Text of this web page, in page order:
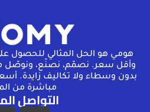
هومـي هو الحل المثالي للحصول
وأقل سعر. نصمّم، نصنّع، ونوصّل
مباشرة من
التواصل